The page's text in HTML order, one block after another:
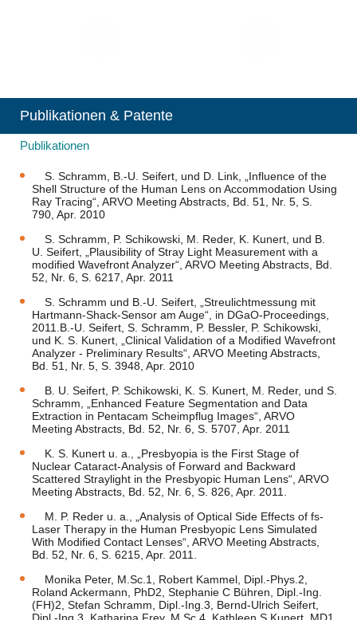
Publikationen & Patente
Publikationen
S. Schramm, B.-U. Seifert, und D. Link, „Influence of the
Shell Structure of the Human Lens on Accommodation Using
Ray Tracing“, ARVO Meeting Abstracts, Bd. 51, Nr. 5, S.
790, Apr. 2010
S. Schramm, P. Schikowski, M. Reder, K. Kunert, und B.
U. Seifert, „Plausibility of Stray Light Measurement with a
modified Wavefront Analyzer“, ARVO Meeting Abstracts, Bd.
52, Nr. 6, S. 6217, Apr. 2011
S. Schramm und B.-U. Seifert, „Streulichtmessung mit
Hartmann-Shack-Sensor am Auge“, in DGaO-Proceedings,
2011.B.-U. Seifert, S. Schramm, P. Bessler, P. Schikowski,
und K. S. Kunert, „Clinical Validation of a Modified Wavefront
Analyzer - Preliminary Results“, ARVO Meeting Abstracts,
Bd. 51, Nr. 5, S. 3948, Apr. 2010
B. U. Seifert, P. Schikowski, K. S. Kunert, M. Reder, und S.
Schramm, „Enhanced Feature Segmentation and Data
Extraction in Pentacam Scheimpflug Images“, ARVO
Meeting Abstracts, Bd. 52, Nr. 6, S. 5707, Apr. 2011
K. S. Kunert u. a., „Presbyopia is the First Stage of
Nuclear Cataract-Analysis of Forward and Backward
Scattered Straylight in the Presbyopic Human Lens“, ARVO
Meeting Abstracts, Bd. 52, Nr. 6, S. 826, Apr. 2011.
M. P. Reder u. a., „Analysis of Optical Side Effects of fs-
Laser Therapy in the Human Presbyopic Lens Simulated
With Modified Contact Lenses“, ARVO Meeting Abstracts,
Bd. 52, Nr. 6, S. 6215, Apr. 2011.
Monika Peter, M.Sc.1, Robert Kammel, Dipl.-Phys.2,
Roland Ackermann, PhD2, Stephanie C Bühren, Dipl.-Ing.
(FH)2, Stefan Schramm, Dipl.-Ing.3, Bernd-Ulrich Seifert,